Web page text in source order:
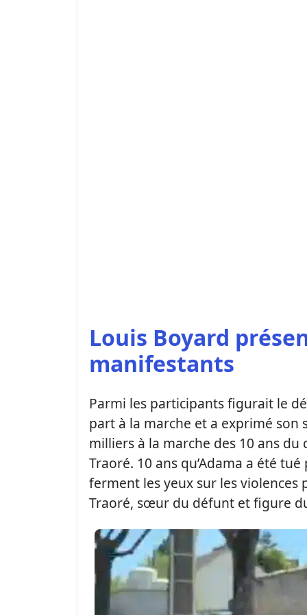
Louis Boyard
manifestants
Parmi les participants figurait le
part à la marche et a exprimé son
milliers à la marche des 10 ans
Traoré. 10 ans qu’Adama a été
ferment les yeux sur les violences
Traoré, sœur du défunt et figure